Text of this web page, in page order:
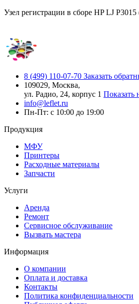
Узел регистрации в сборе HP LJ
8 (499) 110-07-70 Заказать
109029, Москва,
ул. Радио, 24, корпус 1 Показать
info@leflet.ru
Пн-Пт: с 10:00 до 19:00
Продукция
МФУ
Принтеры
Расходные материалы
Запчасти
Услуги
Аренда
Ремонт
Сервисное обслуживание
Вызвать мастера
Информация
О компании
Оплата и доставка
Контакты
Политика конфиденциальности